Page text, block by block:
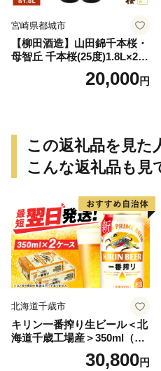
宮崎県都城市
【柳田酒造】山田錦千本桜・
母智丘 千本桜(25度)1.8L×2本
≪みやこんじょ特急便≫_AC
20,000円
この返礼品を見た
こんな返礼品も見
北海道千歳市
キリン一番搾り生ビール＜北
海道千歳工場産＞350ml（24
30,800円